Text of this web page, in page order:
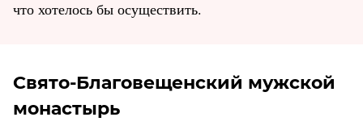
что хотелось бы осуществить.
Свято-Благовещенский мужской
монастырь